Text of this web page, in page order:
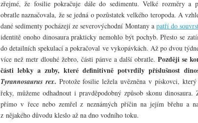
zřejmé, že fosilie pokračuje dále do sedimentu. Velké rozměry a
obratle naznačovala, že se jedná o pozůstatek velkého teropoda. A
dané sedimenty pocházejí ze severovýchodní Montany a patří do
identitě onoho dinosaura prakticky nemohlo být pochyb. Přesto se
do detailních spekulací a pokračoval ve vykopávkách. Až po dvou
více než metr dlouhé žebro, části pánve a další obratle.Později se
části lebky a zuby, které definitivně potvrdily příslušnost
Tyrannosaurus rex. Protože fosilie ležela uvězněna v pískovci,
řeky, můžeme odhadnout i pravděpodobný způsob skonu
přímo v řece nebo zemřel z neznámých příčin na jejím břehu a
z nějakého důvodu kleslo až na dno vodního toku.